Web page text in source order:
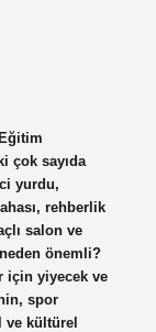
çok sayıda
yurdu,
rehberlik
salon ve
önemli?
için yiyecek ve
spor
ve kültürel